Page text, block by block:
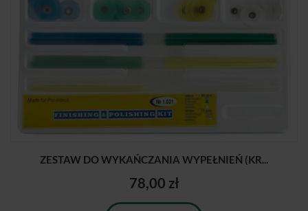
ZESTAW DO WYKAŃCZANIA WYPEŁNIEŃ (KR...
78,00 zł